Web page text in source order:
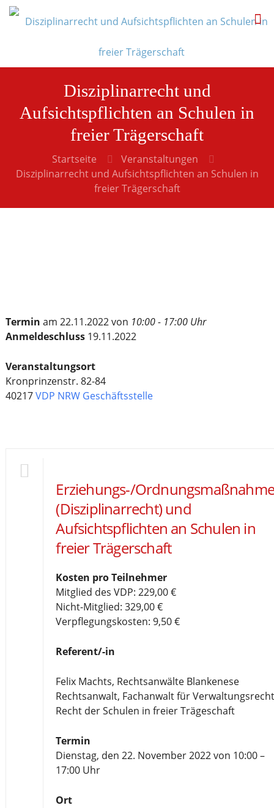
Disziplinarrecht und
Aufsichtspflichten an Schulen in
freier Trägerschaft
Startseite
Veranstaltungen
Disziplinarrecht und Aufsichtspflichten an Schulen in
freier Trägerschaft
Termin am 22.11.2022 von 10:00 - 17:00 Uhr
Anmeldeschluss 19.11.2022
Veranstaltungsort
Kronprinzenstr. 82-84
40217VDP NRW Geschäftsstelle
Erziehungs-/
(Disziplinarrecht) und
Aufsichtspflichten an Schulen in
freier Trägerschaft
Kosten pro Teilnehmer
Mitglied des VDP: 229,00 €
Nicht-Mitglied: 329,00 €
Verpflegungskosten: 9,50 €
Referent/-in
Felix Machts, Rechtsanwälte Blankenese
Rechtsanwalt, Fachanwalt für
Recht der Schulen in freier Trägeschaft
Termin
Dienstag, den 22. November 2022 von 10:00 –
17:00 Uhr
Ort